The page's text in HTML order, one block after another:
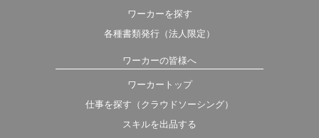
ワーカーを探す
各種書類発行（法人限定）
ワーカーの皆様へ
ワーカートップ
仕事を探す（クラウドソーシング）
スキルを出品する